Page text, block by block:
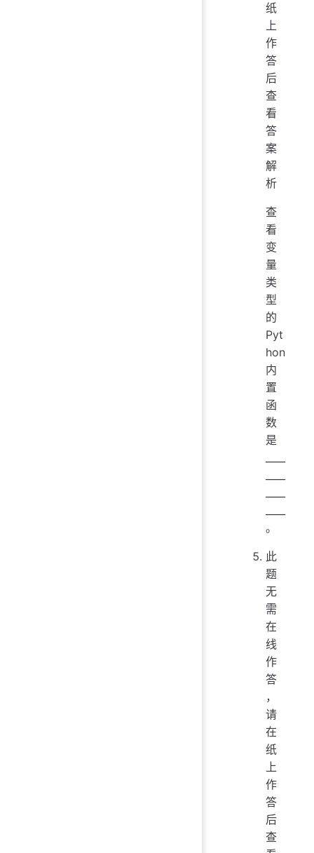
纸
上
作
答
后
查
看
答
案
解
析
查
看
变
量
类
型
的
Pyt
hon
内
置
函
数
是
。
此
题
无
需
在
线
作
答
，
请
在
纸
上
作
答
后
查